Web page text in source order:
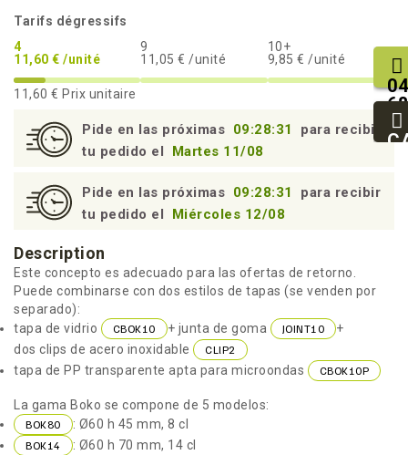
Tarifs dégressifs
4
11,60 € /unité
9
11,05 € /unité
10+
9,85 € /unité
11,60 € Prix unitaire
Pide en las próximas 09:28:30
para recibir
tu pedido el
Martes 11/08
Pide en las próximas 09:28:30
para recibir
tu pedido el
Miércoles 12/08
Description
Este concepto es adecuado para las ofertas de retorno.
Puede combinarse con dos estilos de tapas (se venden por
separado):
tapa de vidrio
CBOK10 + junta de goma JOINT10
+
dos clips de acero inoxidable
CLlP2
tapa de PP transparente apta para microondas CBOK10P
La gama Boko se compone de 5 modelos:
BOK80 : Ø60 h 45 mm, 8 cl
BOK14 : Ø60 h 70 mm, 14 cl
04
68
25
93